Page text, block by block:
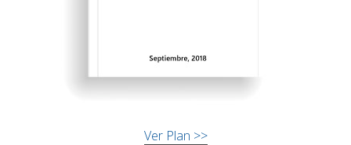
Ver Plan >>